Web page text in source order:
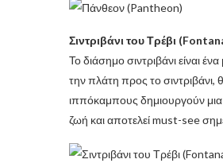
Σιντριβάνι του Τρέβι
Το διάσημο σιντριβάνι είναι
την πλάτη προς το σιντριβάνι,
ιππόκαμπους δημιουργούν μια
ζωή και αποτελεί must-see